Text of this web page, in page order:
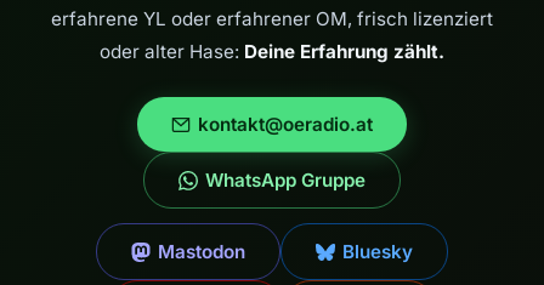
erfahrene YL oder erfahrener OM, frisch lizenziert
oder alter Hase: Deine Erfahrung zählt.
kontakt@oeradio.at
WhatsApp Gruppe
Mastodon Bluesky